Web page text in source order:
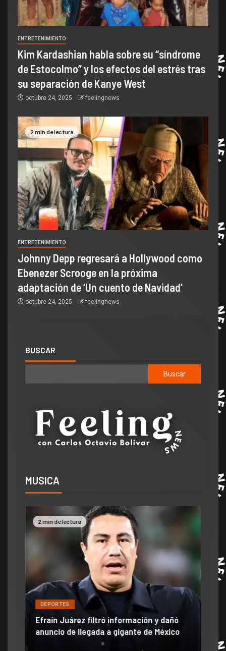
ENTRETENIMIENTO
Kim Kardashian habla sobre su “síndrome
de Estocolmo” y los efectos del estrés tras
su separación de Kanye West
octubre 24, 2025 feelingnews
2 min de lectura
ENTRETENIMIENTO
Johnny Depp regresará a Hollywood como
Ebenezer Scrooge en la próxima
adaptación de ‘Un cuento de Navidad’
octubre 24, 2025 feelingnews
BUSCAR
Buscar
MUSICA
2 min de lectura
DEPORTES
Efraín Juárez filtró información y dañó
anuncio de llegada a gigante de México